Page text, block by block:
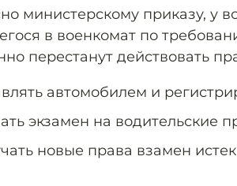
министерскому приказу, у
в военкомат по
перестанут действовать
автомобилем и
экзамен на водительские
новые права взамен